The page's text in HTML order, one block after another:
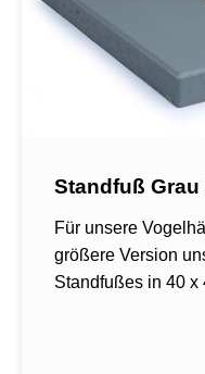
Standfuß
Für unsere
größere Version
Standfußes in 40 x